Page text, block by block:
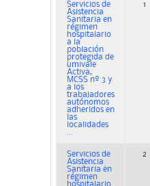
Servicios de
Asistencia
Sanitaria en
régimen
hospitalario
a la
población
protegida de
umivale
Activa,
MCSS nº 3 y
a los
trabajadores
autónomos
adheridos en
las
localidades
...
1
Servicios de
Asistencia
Sanitaria en
régimen
2